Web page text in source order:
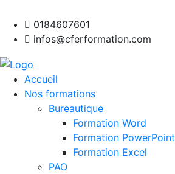
0184607601
infos@cferformation.com
Accueil
Nos formations
Bureautique
Formation Word
Formation PowerPoint
Formation Excel
PAO